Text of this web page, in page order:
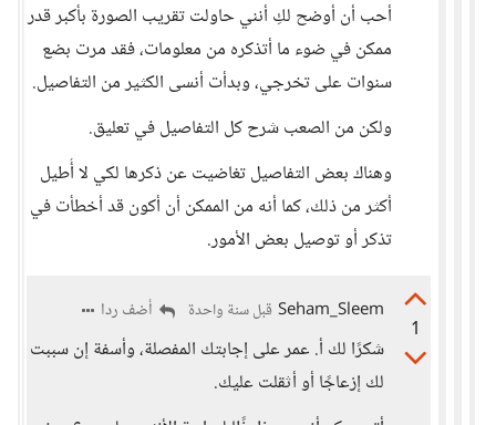
أحب أن أوضح لكِ أنني حاولت تقريب الصورة بأكبر قدر
ممكن في ضوء ما أتذكره من معلومات، فقد مرت بضع
سنوات على تخرجي، وبدأت أنسى الكثير من التفاصيل.
ولكن من الصعب شرح كل التفاصيل في تعليق.
وهناك بعض التفاصيل تغاضيت عن ذكرها لكي لا أُطيل
أكثر من ذلك، كما أنه من الممكن أن أكون قد أخطأت في
تذكر أو توصيل بعض الأمور.
1
Seham_Sleem قبل سنة واحدة أضف ردا
شكرًا لك أ. عمر على إجابتك المفصلة، وأسفة إن سببت
لك إزعاجًا أو أثقلت عليك.